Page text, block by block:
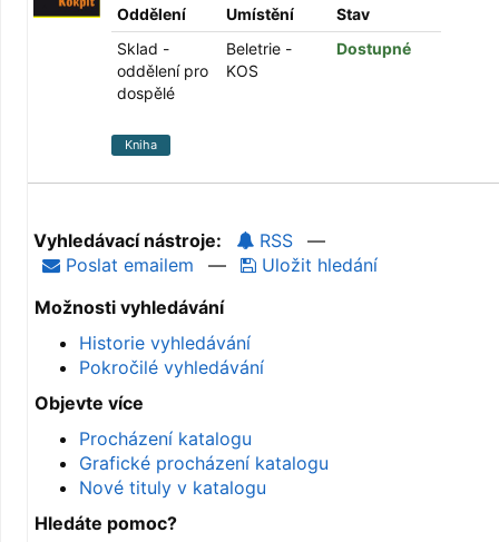
Oddělení
Umístění
Stav
Sklad -
oddělení pro
dospělé
Beletrie -
KOS
Dostupné
Kniha
Vyhledávací nástroje: RSS
—
Poslat emailem
—
Uložit hledání
Možnosti vyhledávání
Historie vyhledávání
Pokročilé vyhledávání
Objevte více
Procházení katalogu
Grafické procházení katalogu
Nové tituly v katalogu
Hledáte pomoc?